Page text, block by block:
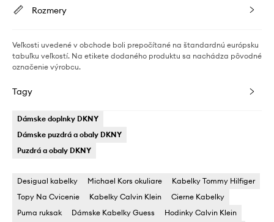
Rozmery
Veľkosti uvedené v obchode boli prepočítané na štandardnú európsku
tabuľku veľkostí. Na etikete dodaného produktu sa nachádza pôvodné
označenie výrobcu.
Tagy
Dámske doplnky DKNY
Dámske puzdrá a obaly DKNY
Puzdrá a obaly DKNY
Desigual kabelky Michael Kors okuliare
Kabelky Tommy Hilfiger
Topy Na Cvicenie
Kabelky Calvin Klein
Cierne Kabelky
Puma ruksak
Dámske Kabelky Guess Hodinky Calvin Klein